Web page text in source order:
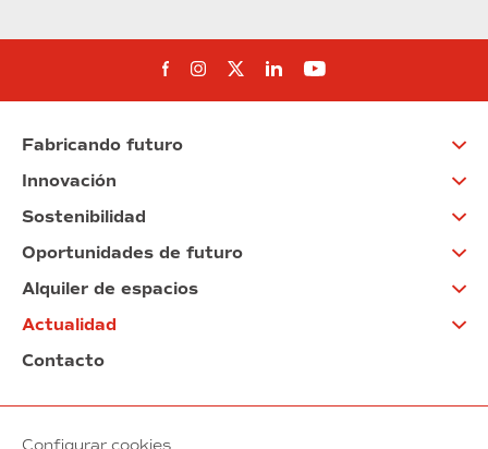
Síguenos en Facebook
Síguenos en Instagram
Síguenos en Twitter
Síguenos en Linkedin
Síguenos en
Fabricando futuro
Innovación
Sostenibilidad
Oportunidades de futuro
Alquiler de espacios
Actualidad
Contacto